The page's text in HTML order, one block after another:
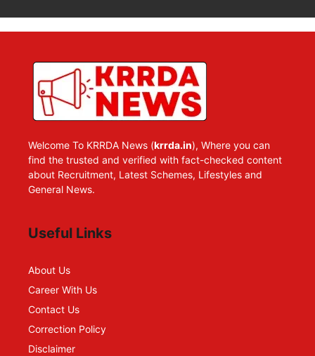
Welcome To KRRDA News (krrda.in), Where you can
find the trusted and verified with fact-checked content
about Recruitment, Latest Schemes, Lifestyles and
General News.
Useful Links
About Us
Career With Us
Contact Us
Correction Policy
Disclaimer